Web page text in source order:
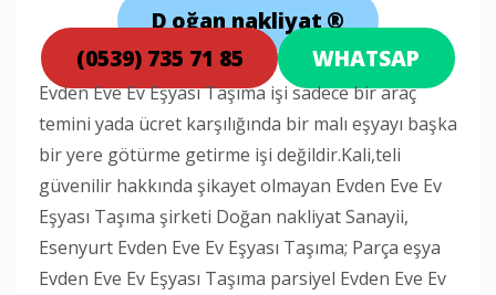
Doğan nakliyat®
(0539) 735 71 85
WHATSAP
Evden Eve Ev Eşyası Taşıma işi sadece bir araç
temini yada ücret karşılığında bir malı eşyayı başka
bir yere götürme getirme işi değildir.Kali,teli
güvenilir hakkında şikayet olmayan Evden Eve Ev
Eşyası Taşıma şirketi Doğan nakliyat Sanayii,
Esenyurt Evden Eve Ev Eşyası Taşıma; Parça eşya
Evden Eve Ev Eşyası Taşıma parsiyel Evden Eve Ev